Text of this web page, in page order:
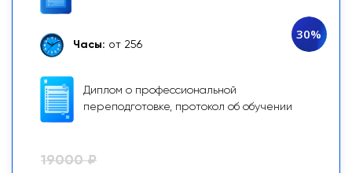
Часы: от 256
Диплом о профессиональной
переподготовке, протокол об обучении
30%
19000 ₽